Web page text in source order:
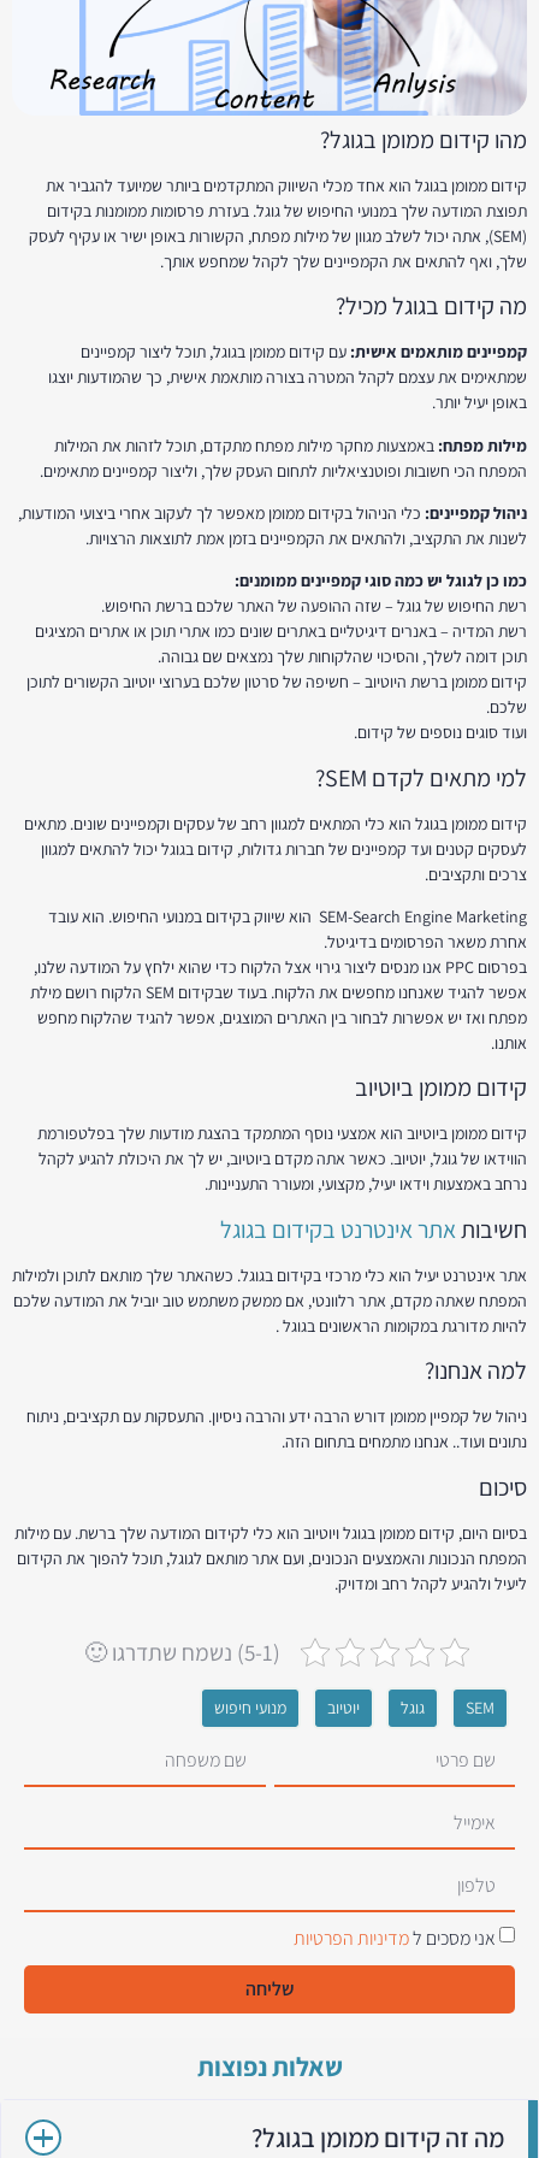
מהו קידום ממומן בגוגל?
קידום ממומן בגוגל הוא אחד מכלי השיווק המתקדמים ביותר שמיועד להגביר את
תפוצת המודעה שלך במנועי החיפוש של גוגל. בעזרת פרסומות ממומנות בקידום
(SEM), אתה יכול לשלב מגוון של מילות מפתח, הקשורות באופן ישיר או עקיף לעסק
שלך, ואף להתאים את הקמפיינים שלך לקהל שמחפש אותך.
מה קידום בגוגל מכיל?
קמפיינים מותאמים אישית: עם קידום ממומן בגוגל, תוכל ליצור קמפיינים
שמתאימים את עצמם לקהל המטרה בצורה מותאמת אישית, כך שהמודעות יוצגו
באופן יעיל יותר.
מילות מפתח: באמצעות מחקר מילות מפתח מתקדם, תוכל לזהות את המילות
המפתח הכי חשובות ופוטנציאליות לתחום העסק שלך, וליצור קמפיינים מתאימים.
ניהול קמפיינים: כלי הניהול בקידום ממומן מאפשר לך לעקוב אחרי ביצועי המודעות,
לשנות את התקציב, ולהתאים את הקמפיינים בזמן אמת לתוצאות הרצויות.
כמו כן לגוגל יש כמה סוגי קמפיינים ממומנים:
רשת החיפוש של גוגל – שזה ההופעה של האתר שלכם ברשת החיפוש.
רשת המדיה – באנרים דיגיטליים באתרים שונים כמו אתרי תוכן או אתרים המציגים
תוכן דומה לשלך, והסיכוי שהלקוחות שלך נמצאים שם גבוהה.
קידום ממומן ברשת היוטיוב – חשיפה של סרטון שלכם בערוצי יוטיוב הקשורים לתוכן
שלכם.
ועוד סוגים נוספים של קידום.
למי מתאים לקדם SEM?
קידום ממומן בגוגל הוא כלי המתאים למגוון רחב של עסקים וקמפיינים שונים. מתאים
לעסקים קטנים ועד קמפיינים של חברות גדולות, קידום בגוגל יכול להתאים למגוון
צרכים ותקציבים.
SEM-Search Engine Marketing הוא שיווק בקידום במנועי החיפוש. הוא עובד
אחרת משאר הפרסומים בדיגיטל.
בפרסום PPC אנו מנסים ליצור גירוי אצל הלקוח כדי שהוא ילחץ על המודעה שלנו,
אפשר להגיד שאנחנו מחפשים את הלקוח. בעוד שבקידום SEM הלקוח רושם מילת
מפתח ואז יש אפשרות לבחור בין האתרים המוצגים, אפשר להגיד שהלקוח מחפש
אותנו.
קידום ממומן ביוטיוב
קידום ממומן ביוטיוב הוא אמצעי נוסף המתמקד בהצגת מודעות שלך בפלטפורמת
הווידאו של גוגל, יוטיוב. כאשר אתה מקדם ביוטיוב, יש לך את היכולת להגיע לקהל
נרחב באמצעות וידאו יעיל, מקצועי, ומעורר התעניינות.
חשיבותאתר אינטרנט בקידום בגוגל
אתר אינטרנט יעיל הוא כלי מרכזי בקידום בגוגל. כשהאתר שלך מותאם לתוכן ולמילות
המפתח שאתה מקדם, אתר רלוונטי, אם ממשק משתמש טוב יוביל את המודעה שלכם
להיות מדורגת במקומות הראשונים בגוגל .
למה אנחנו?
ניהול של קמפיין ממומן דורש הרבה ידע והרבה ניסיון. התעסקות עם תקציבים, ניתוח
נתונים ועוד.. אנחנו מתמחים בתחום הזה.
סיכום
בסיום היום, קידום ממומן בגוגל ויוטיוב הוא כלי לקידום המודעה שלך ברשת. עם מילות
המפתח הנכונות והאמצעים הנכונים, ועם אתר מותאם לגוגל, תוכל להפוך את הקידום
ליעיל ולהגיע לקהל רחב ומדויק.
(5-1) נשמח שתדרגו 🙂
SEM גוגל יוטיוב מנועי חיפוש
אני מסכים למדיניות הפרטיות
שליחה
שאלות נפוצות
מה זה קידום ממומן בגוגל?